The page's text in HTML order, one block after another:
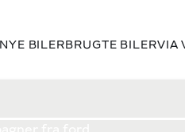
NYE BILER BRUGTE BILERVIA